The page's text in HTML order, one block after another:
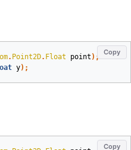
Copy
. Point2D. Float point ) ;
y) ;
Copy